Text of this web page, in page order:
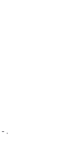
- .